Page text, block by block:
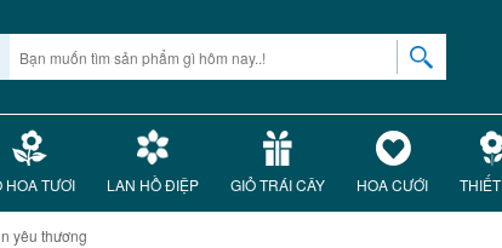
HOA TƯƠI LAN HỒ ĐIỆP GIỎ TRÁI CÂY HOA CƯỚI
yêu thương